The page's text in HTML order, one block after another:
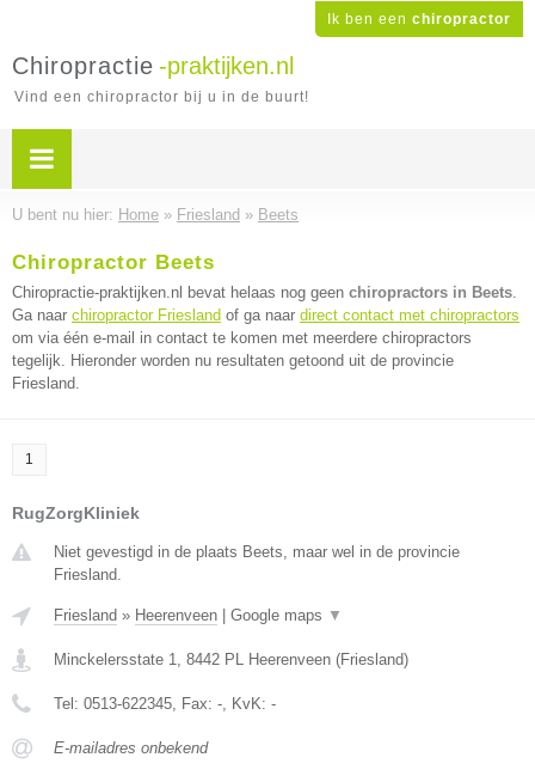
Ik ben een chiropractor
Chiropractie -praktijken.nl
Vind een chiropractor bij u in de buurt!
U bent nu hier: Home » Friesland » Beets
Chiropractor Beets
Chiropractie-praktijken.nl bevat helaas nog geen chiropractors in Beets.
Ga naar chiropractor Friesland of ga naar direct contact met chiropractors
om via één e-mail in contact te komen met meerdere chiropractors
tegelijk. Hieronder worden nu resultaten getoond uit de provincie
Friesland.
1
RugZorgKliniek
Niet gevestigd in de plaats Beets, maar wel in de provincie
Friesland.
Friesland » Heerenveen Google maps ▼
Minckelersstate 1, 8442 PL Heerenveen (Friesland)
Tel: 0513-622345, Fax: -, KvK: -
E-mailadres onbekend